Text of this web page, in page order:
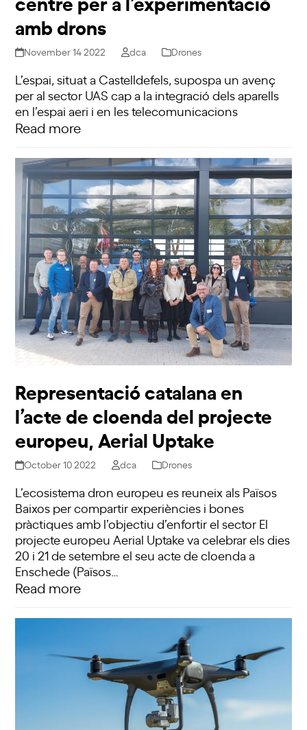
amb drons
November 14 2022 dca Drones
L’espai, situat a Castelldefels, supospa un avenç
per al sector UAS cap a la integració dels aparells
en l’espai aeri i en les telecomunicacions
Read more
Representació catalana en
l’acte de cloenda del projecte
europeu, Aerial Uptake
October 10 2022 dca Drones
L’ecosistema dron europeu es reuneix als Països
Baixos per compartir experiències i bones
pràctiques amb l’objectiu d’enfortir el sector El
projecte europeu Aerial Uptake va celebrar els dies
20 i 21 de setembre el seu acte de cloenda a
Enschede (Països…
Read more